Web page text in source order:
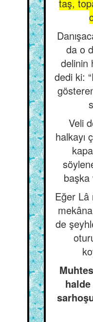
taş,
da o
delinin
dedi ki:
Veli
halkayı
başka
Eğer Lâ
de
halde